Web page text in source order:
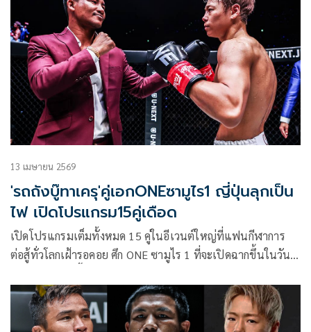
13 เมษายน 2569
'รถถังบู๊ทาเครุ'คู่เอกONEซามูไร1 ญี่ปุ่นลุกเป็น
ไฟ เปิดโปรแกรม15คู่เดือด
เปิดโปรแกรมเต็มทั้งหมด 15 คู่ในอีเวนต์ใหญ่ที่แฟนกีฬาการ
ต่อสู้ทั่วโลกเฝ้ารอคอย ศึก ONE ซามูไร 1 ที่จะเปิดฉากขึ้นในวัน
ญี่ปุ่น พร้อมจัดเต็มการแข่งขันชิงแชมป์โลก ONE มากถึง 4 คู่ใน
อีเวนต์เดียว โดยมี 2 นักชกไทยร่วมขึ้นสังเวียนชิงชัย ได้แก่ “รถ